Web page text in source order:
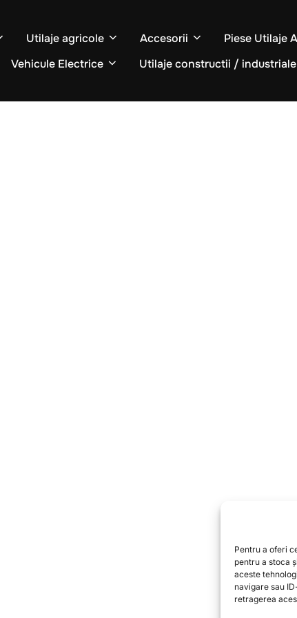
Pentru a oferi
pentru a stoca
aceste
navigare sau
retragerea
Utilaje agricole Accesorii
Piese Utilaje
Vehicule Electrice Utilaje constructii / industriale